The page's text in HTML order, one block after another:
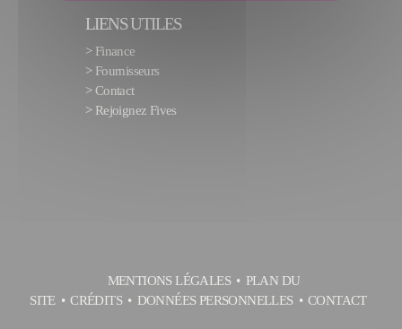
LIENS UTILES
> Finance
> Fournisseurs
>Contact
> Rejoignez Fives
MENTIONS LÉGALES
PLAN DU
SITE
CRÉDITS DONNÉES PERSONNELLES CONTACT